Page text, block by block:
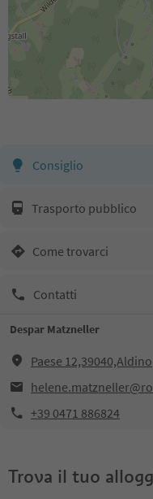
Consiglio
Trasporto pubblico
Come trovarci
Contatti
Despar Matzneller
Paese 12,39040,Aldino
+39 0471 886824
Trova il tuo